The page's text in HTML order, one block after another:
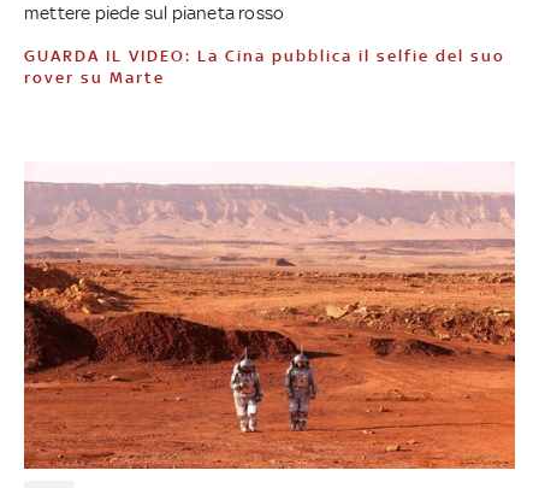
mettere piede sul pianeta rosso
GUARDA IL VIDEO: La Cina pubblica il selfie del suo
rover su Marte